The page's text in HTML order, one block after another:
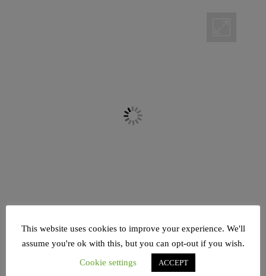
Im dritten Buch der Tora nehmen die Kohanim,
die Priester, einen wichtigen Platz ein. Nicht
This website uses cookies to improve your experience. We'll
assume you're ok with this, but you can opt-out if you wish.
Cookie settings
ACCEPT